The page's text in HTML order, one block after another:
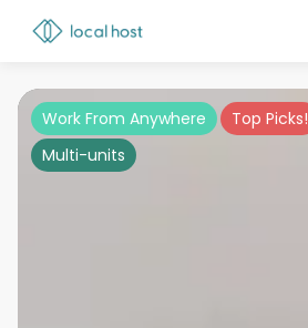
Work From Anywhere
Top Picks!
Multi-units